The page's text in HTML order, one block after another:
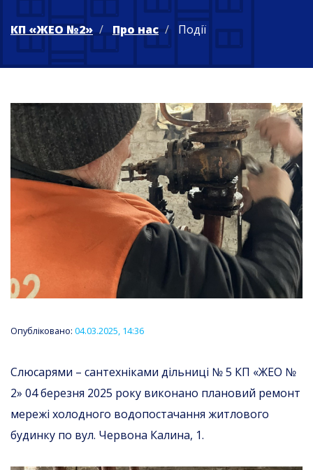
КП «ЖЕО №2» Про нас Події
Опубліковано: 04.03.2025, 14:36
Слюсарями – сантехніками дільниці № 5 КП «ЖЕО №
2» 04 березня 2025 року виконано плановий ремонт
мережі холодного водопостачання житлового
будинку по вул. Червона Калина, 1.